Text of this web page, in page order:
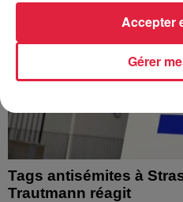
Tags antisémites à
Trautmann réagit
Gérer
Accepter